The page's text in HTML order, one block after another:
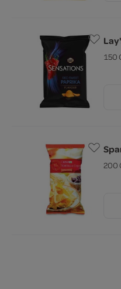
150
200